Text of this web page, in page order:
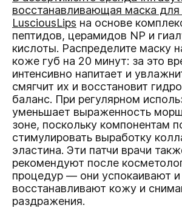
восстанавливающая маска для
LusciousLips на основе
пептидов, церамидов NP и
кислоты. Распределите маску
коже губ на 20 минут: за это
интенсивно напитает и
смягчит их и восстановит
баланс. При регулярном
уменьшает выраженность
зоне, поскольку компонентам
стимулировать выработку
эластина. Эти патчи врачи
рекомендуют после
процедур — они успокаивают и
восстанавливают кожу и
раздражения.